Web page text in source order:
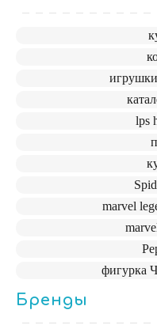
lps
marvel
фигурка
Бренды